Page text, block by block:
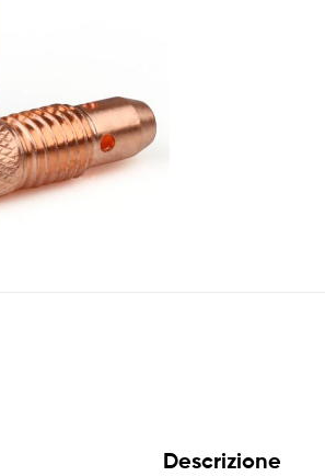
Descrizione